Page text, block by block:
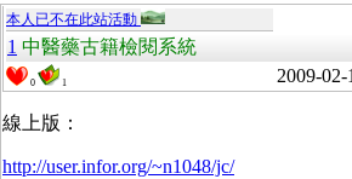
本人已不在此站活動
1 中醫藥古籍檢閱系統
0 1 2009-02-
線上版：
http://user.infor.org/~n1048/jc/